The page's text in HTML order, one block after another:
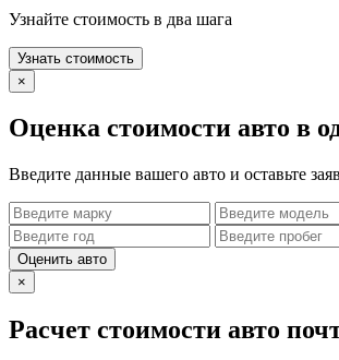
Узнайте стоимость в два шага
Узнать стоимость
×
Оценка стоимости авто в
Введите данные вашего авто и оставьте
Оценить авто
×
Расчет стоимости авто